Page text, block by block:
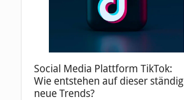
Social Media Plattform TikTok:
Wie entstehen auf dieser ständig
neue Trends?